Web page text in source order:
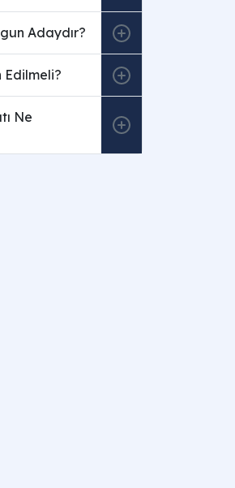
Adaydır?
Edilmeli?
Ne